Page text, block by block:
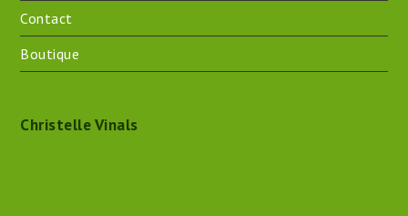
Contact
Boutique
Christelle Vinals